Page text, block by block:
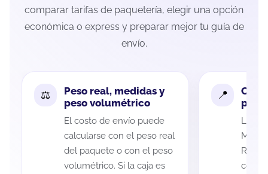
comparar tarifas de paquetería, elegir una opción
económica o express y preparar mejor tu guía de
envío.
Peso real, medidas y
peso volumétrico
El costo de envío puede
calcularse con el peso real
del paquete o con el peso
volumétrico. Si la caja es
La
Río